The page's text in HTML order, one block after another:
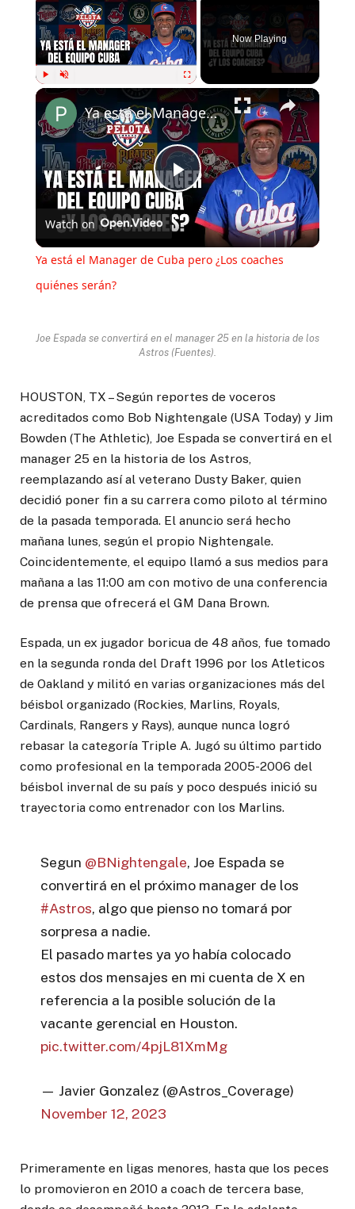
Fullscreen
Now Playing
Play
Video
Ya está el Manager de Cuba pero ¿Los coaches quiénes serán?
Watch on
Ya está el Manager de Cuba pero ¿Los coaches
quiénes serán?
Joe Espada se convertirá en el manager 25 en la historia de los
Astros (Fuentes).
HOUSTON, TX – Según reportes de voceros
acreditados como Bob Nightengale (USA Today) y Jim
Bowden (The Athletic), Joe Espada se convertirá en el
manager 25 en la historia de los Astros,
reemplazando así al veterano Dusty Baker, quien
decidió poner fin a su carrera como piloto al término
de la pasada temporada. El anuncio será hecho
mañana lunes, según el propio Nightengale.
Coincidentemente, el equipo llamó a sus medios para
mañana a las 11:00 am con motivo de una conferencia
de prensa que ofrecerá el GM Dana Brown.
Espada, un ex jugador boricua de 48 años, fue tomado
en la segunda ronda del Draft 1996 por los Atleticos
de Oakland y militó en varias organizaciones más del
béisbol organizado (Rockies, Marlins, Royals,
Cardinals, Rangers y Rays), aunque nunca logró
rebasar la categoría Triple A. Jugó su último partido
como profesional en la temporada 2005-2006 del
béisbol invernal de su país y poco después inició su
trayectoria como entrenador con los Marlins.
Segun @BNightengale, Joe Espada se
convertirá en el próximo manager de los
#Astros, algo que pienso no tomará por
sorpresa a nadie.
El pasado martes ya yo había colocado
estos dos mensajes en mi cuenta de X en
referencia a la posible solución de la
vacante gerencial en Houston.
pic.twitter.com/4pjL81XmMg
— Javier Gonzalez (@Astros_Coverage)
November 12, 2023
Primeramente en ligas menores, hasta que los peces
lo promovieron en 2010 a coach de tercera base,